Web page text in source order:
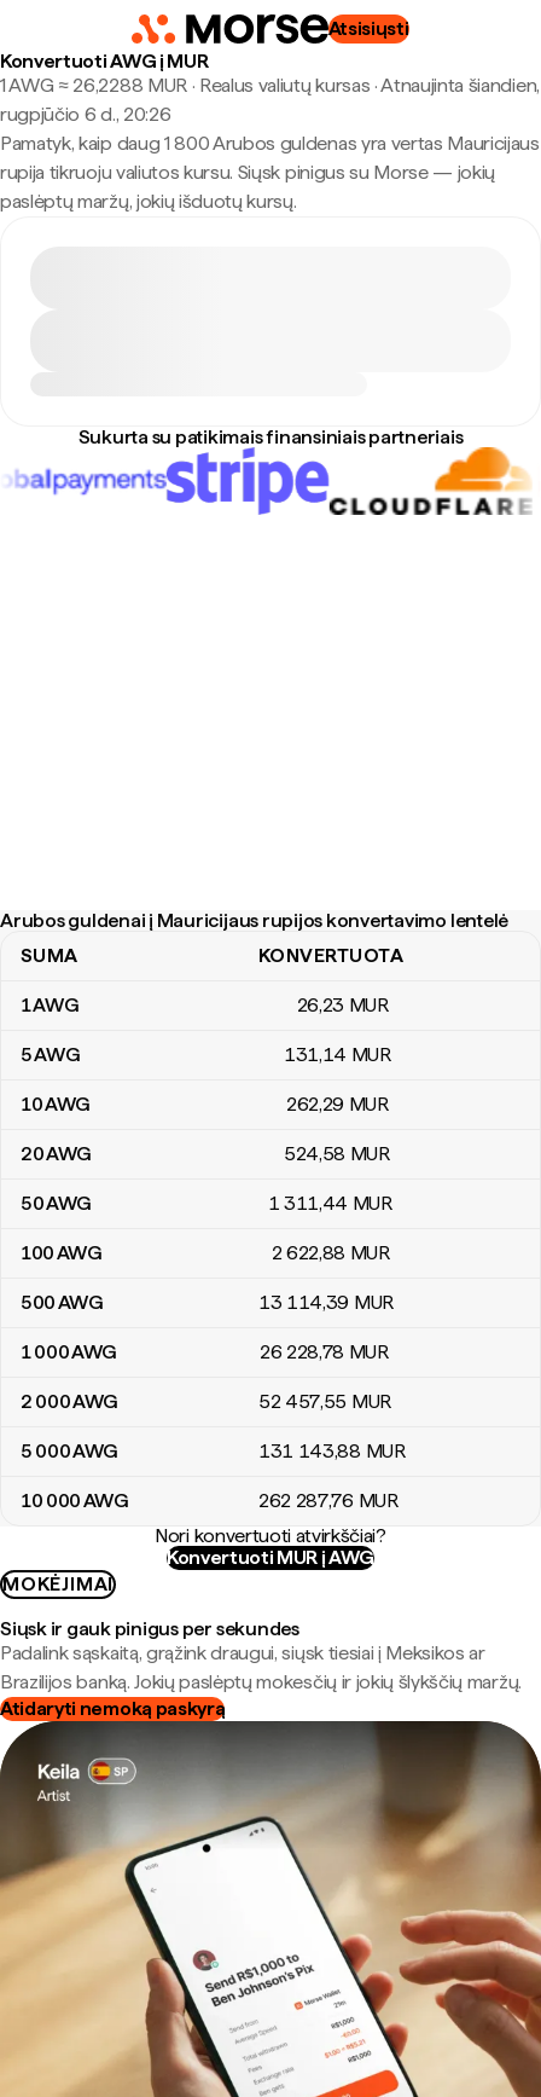
Atsisiųsti
Konvertuoti AWG į MUR
1 AWG ≈ 26,2288 MUR · Realus valiutų kursas ·Atnaujinta šiandien,
rugpjūčio 6 d., 20:26
Pamatyk, kaip daug 1 800 Arubos guldenas yra vertas Mauricijaus
rupija tikruoju valiutos kursu. Siųsk pinigus su Morse — jokių
paslėptų maržų, jokių išduotų kursų.
Sukurta su patikimais finansiniais partneriais
Arubos guldenai į Mauricijaus rupijos konvertavimo lentelė
Arubos guldenai į Mauricijaus rupijos konvertavimo lentelė
SUMA KONVERTUOTA
1AWG 26,23 MUR
5AWG 131,14 MUR
10AWG 262,29 MUR
20AWG 524,58 MUR
50AWG 1 311,44 MUR
100AWG 2 622,88 MUR
500AWG 13 114,39 MUR
1 000AWG 26 228,78 MUR
2 000AWG 52 457,55 MUR
5 000AWG 131 143,88 MUR
10 000AWG 262 287,76 MUR
Nori konvertuoti atvirkščiai?
Konvertuoti MUR į AWG
MOKĖJIMAI
Siųsk ir gauk pinigus per sekundes
Padalink sąskaitą, grąžink draugui, siųsk tiesiai į Meksikos ar
Brazilijos banką. Jokių paslėptų mokesčių ir jokių šlykščių maržų.
Atidaryti nemoką paskyrą